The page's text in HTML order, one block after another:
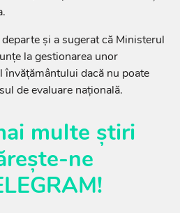
și a sugerat că Ministerul
la gestionarea unor
dacă nu poate
de evaluare națională.
multe știri
ne
!